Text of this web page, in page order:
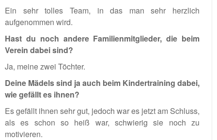
Ein sehr tolles Team, in das man sehr herzlich
aufgenommen wird.
Hast du noch andere Familienmitglieder, die beim
Verein dabei sind?
Ja, meine zwei Töchter.
Deine Mädels sind ja auch beim Kindertraining dabei,
wie gefällt es ihnen?
Es gefällt ihnen sehr gut, jedoch war es jetzt am Schluss,
als es schon so heiß war, schwierig sie noch zu
motivieren.